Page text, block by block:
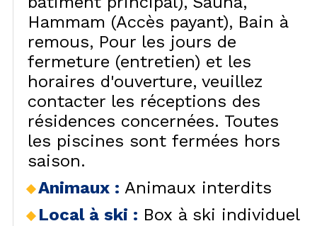
Hammam (Accès payant)
Bain à
remous
Pour les jours de
fermeture (entretien) et les
horaires d'ouverture, veuillez
contacter les réceptions des
résidences concernées. Toutes
les piscines sont fermées hors
saison.
Animaux : Animaux interdits
Local à ski : Box à ski individuel